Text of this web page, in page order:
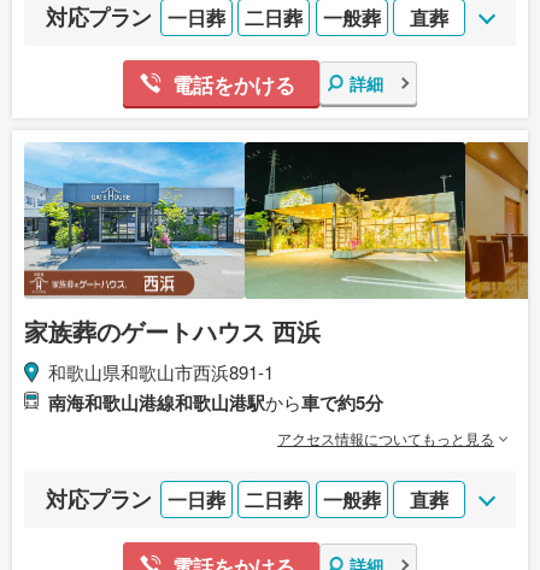
対応プラン 一日葬 二日葬 一般葬 直葬
電話をかける 詳細
家族葬のゲートハウス 西浜
和歌山県和歌山市西浜891-1
南海和歌山港線和歌山港駅から車で約5分
アクセス情報についてもっと見る
対応プラン 一日葬 二日葬 一般葬 直葬
詳細